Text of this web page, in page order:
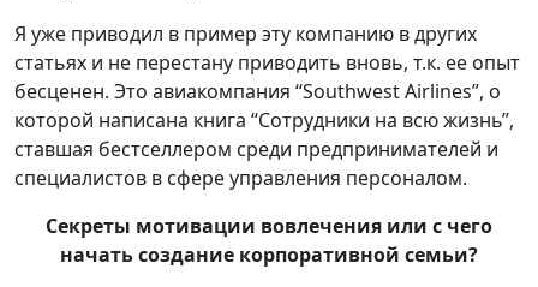
Я уже приводил в пример эту компанию в других
статьях и не перестану приводить вновь, т.к. ее опыт
бесценен. Это авиакомпания “Southwest Airlines”, о
которой написана книга “Сотрудники на всю жизнь”,
ставшая бестселлером среди предпринимателей и
специалистов в сфере управления персоналом.
Секреты мотивации вовлечения или с чего
начать создание корпоративной семьи?